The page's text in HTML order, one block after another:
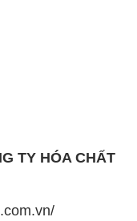
TY HÓA CHẤT